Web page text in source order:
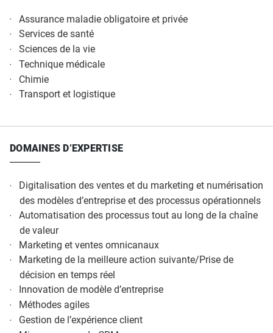
Assurance maladie obligatoire et privée
Services de santé
Sciences de la vie
Technique médicale
Chimie
Transport et logistique
DOMAINES D’EXPERTISE
Digitalisation des ventes et du marketing et numérisation
des modèles d’entreprise et des processus opérationnels
Automatisation des processus tout au long de la chaîne
de valeur
Marketing et ventes omnicanaux
Marketing de la meilleure action suivante/Prise de
décision en temps réel
Innovation de modèle d’entreprise
Méthodes agiles
Gestion de l’expérience client